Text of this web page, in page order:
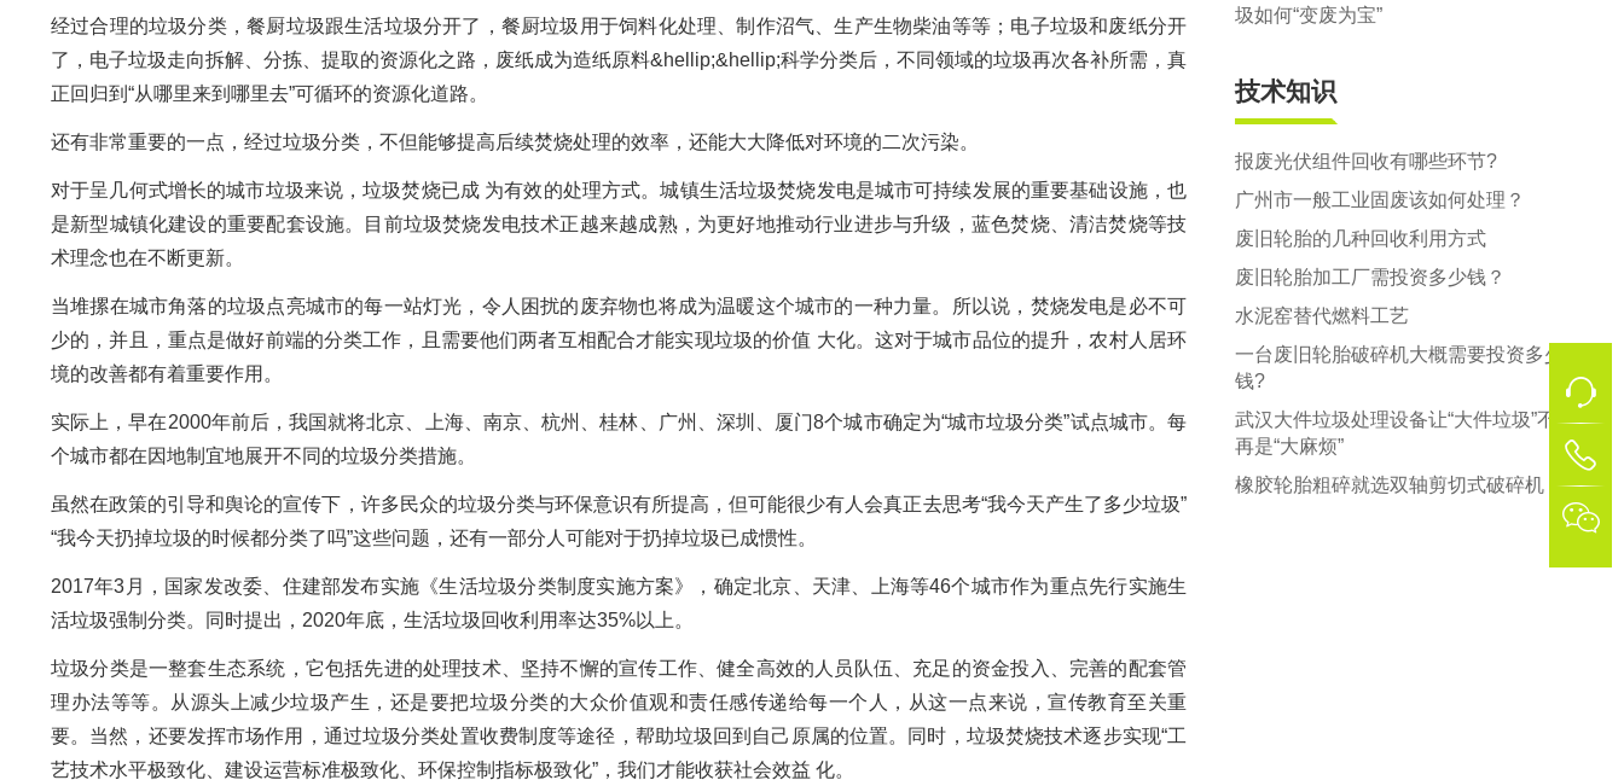
经过合理的垃圾分类，餐厨垃圾跟生活垃圾分开了，餐厨垃圾用于饲料化处理、制作沼气、生产生物柴油等等；电子垃圾和废纸分开
了，电子垃圾走向拆解、分拣、提取的资源化之路，废纸成为造纸原料&hellip;&hellip;科学分类后，不同领域的垃圾再次各补所需，真
正回归到“从哪里来到哪里去”可循环的资源化道路。
还有非常重要的一点，经过垃圾分类，不但能够提高后续焚烧处理的效率，还能大大降低对环境的二次污染。
对于呈几何式增长的城市垃圾来说，垃圾焚烧已成 为有效的处理方式。城镇生活垃圾焚烧发电是城市可持续发展的重要基础设施，也
是新型城镇化建设的重要配套设施。目前垃圾焚烧发电技术正越来越成熟，为更好地推动行业进步与升级，蓝色焚烧、清洁焚烧等技
术理念也在不断更新。
当堆摞在城市角落的垃圾点亮城市的每一站灯光，令人困扰的废弃物也将成为温暖这个城市的一种力量。所以说，焚烧发电是必不可
少的，并且，重点是做好前端的分类工作，且需要他们两者互相配合才能实现垃圾的价值 大化。这对于城市品位的提升，农村人居环
境的改善都有着重要作用。
实际上，早在2000年前后，我国就将北京、上海、南京、杭州、桂林、广州、深圳、厦门8个城市确定为“城市垃圾分类”试点城市。每
个城市都在因地制宜地展开不同的垃圾分类措施。
虽然在政策的引导和舆论的宣传下，许多民众的垃圾分类与环保意识有所提高，但可能很少有人会真正去思考“我今天产生了多少垃圾”
“我今天扔掉垃圾的时候都分类了吗”这些问题，还有一部分人可能对于扔掉垃圾已成惯性。
2017年3月，国家发改委、住建部发布实施《生活垃圾分类制度实施方案》，确定北京、天津、上海等46个城市作为重点先行实施生
活垃圾强制分类。同时提出，2020年底，生活垃圾回收利用率达35%以上。
垃圾分类是一整套生态系统，它包括先进的处理技术、坚持不懈的宣传工作、健全高效的人员队伍、充足的资金投入、完善的配套管
理办法等等。从源头上减少垃圾产生，还是要把垃圾分类的大众价值观和责任感传递给每一个人，从这一点来说，宣传教育至关重
要。当然，还要发挥市场作用，通过垃圾分类处置收费制度等途径，帮助垃圾回到自己原属的位置。同时，垃圾焚烧技术逐步实现“工
艺技术水平极致化、建设运营标准极致化、环保控制指标极致化”，我们才能收获社会效益 化。
圾如何“变废为宝”
技术知识
报废光伏组件回收有哪些环节?
广州市一般工业固废该如何处理？
废旧轮胎的几种回收利用方式
废旧轮胎加工厂需投资多少钱？
水泥窑替代燃料工艺
一台废旧轮胎破碎机大概需要投资多少
钱?
武汉大件垃圾处理设备让“大件垃圾”不
再是“大麻烦”
橡胶轮胎粗碎就选双轴剪切式破碎机
